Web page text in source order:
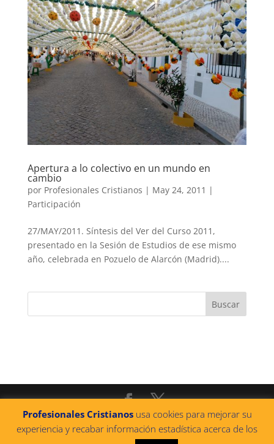
Apertura a lo colectivo en un mundo en
cambio
por Profesionales Cristianos | May 24, 2011 |
Participación
27/MAY/2011. Síntesis del Ver del Curso 2011,
presentado en la Sesión de Estudios de ese mismo
año, celebrada en Pozuelo de Alarcón (Madrid)....
@2022 PROFESIONALES CRISTIANOS |Política de
privacidad|Política de cookies|Aviso legal|
Profesionales Cristianosusa cookies para mejorar su
experiencia y recabar información estadística acerca de los